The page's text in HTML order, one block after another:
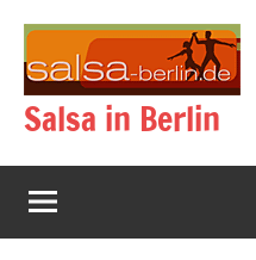
springen
Salsa in Berlin